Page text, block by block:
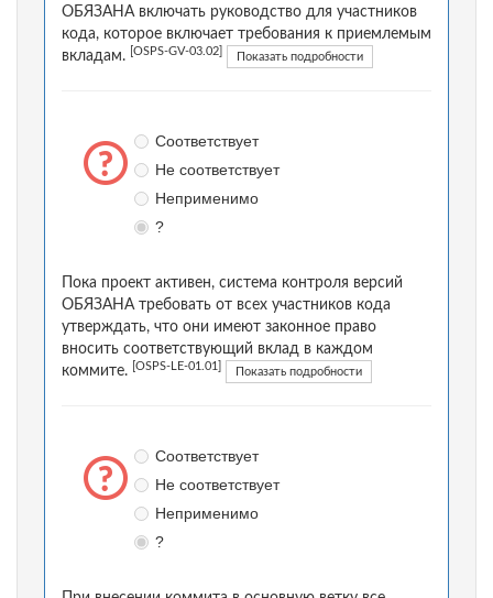
ОБЯЗАНА включать руководство для участников
кода, которое включает требования к приемлемым
вкладам.
[OSPS-GV-03.02] Показать подробности
Соответствует
Не соответствует
Неприменимо
?
Пока проект активен, система контроля версий
ОБЯЗАНА требовать от всех участников кода
утверждать, что они имеют законное право
вносить соответствующий вклад в каждом
коммите.
[OSPS-LE-01.01] Показать подробности
Соответствует
Не соответствует
Неприменимо
?